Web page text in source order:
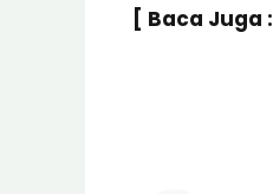
[ Baca Juga :